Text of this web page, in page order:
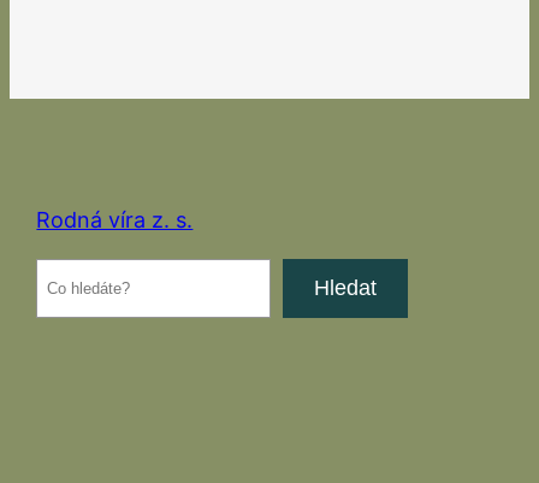
Rodná víra z. s.
Hledat